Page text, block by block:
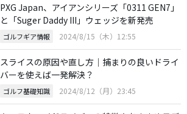
PXG Japan、アイアンシリーズ「0311 GEN7」
と「Suger Daddy III」ウェッジを新発売
ゴルフギア情報 2024/8/15（木）12:55
スライスの原因や直し方｜捕まりの良いドライ
バーを使えば一発解決？
ゴルフ基礎知識 2024/8/12（月）23:45